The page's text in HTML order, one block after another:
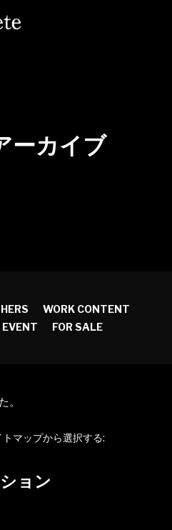
ーカイブ
WORK CONTENT
EVENT FOR SALE
。
マップから選択する:
ョン